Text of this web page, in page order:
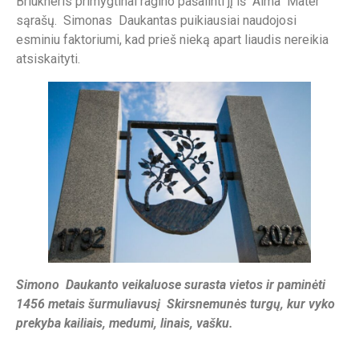
sąrašų. Simonas Daukantas puikiausiai naudojosi
esminiu faktoriumi, kad prieš nieką apart liaudis nereikia
atsiskaityti.
Simono Daukanto veikaluose surasta vietos ir paminėti
1456 metais šurmuliavusį Skirsnemunės turgų, kur vyko
prekyba kailiais, medumi, linais, vašku.